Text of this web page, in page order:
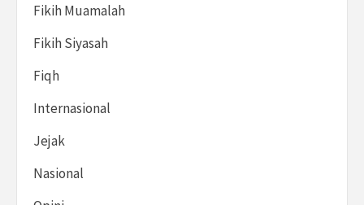
Fikih Muamalah
Fikih Siyasah
Fiqh
Internasional
Jejak
Nasional